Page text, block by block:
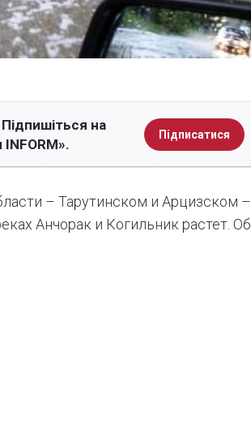
на
INFORM».
Підписатися
– Тарутинском и Арцизском –
Анчорак и Когильник растет . Об